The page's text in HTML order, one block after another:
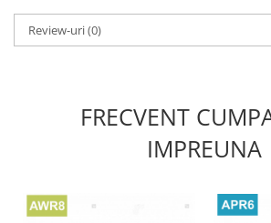
Review-uri(0)
FRECVENT
IMPREUNA